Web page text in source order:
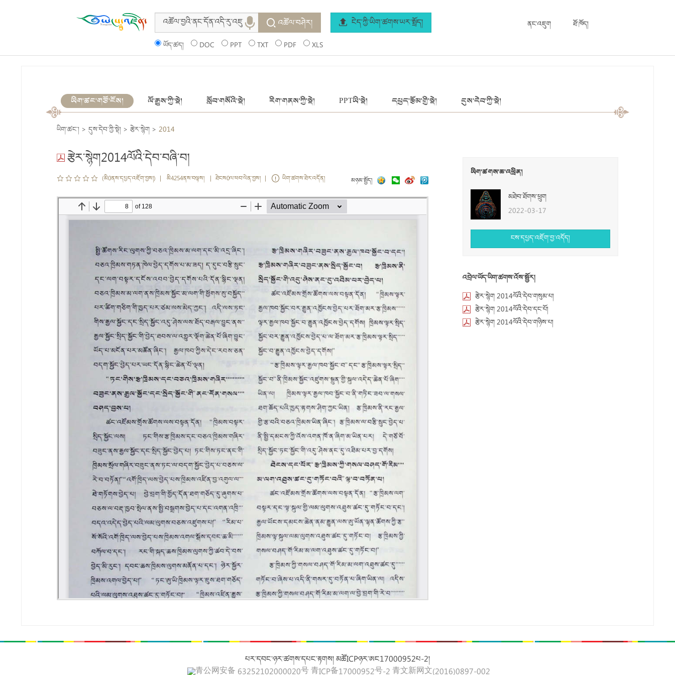
ནང་འཇུག ཐོ་ཁོད།
འཚོལ་བཤེར། ངེད་ཀྱི་ཡིག་ཚགས་ཡར་སྤྲོད།
ཡོད་ཚད། DOC PPT TXT PDF XLS
ཡིག་ཚང་གཙོ་ངོས། ལོ་རྒྱུས་ཀྱི་སྡེ། སློབ་གསོའི་སྡེ། རིག་གནས་ཀྱི་སྡེ། PPTཡི་སྡེ། དཔྱད་རྩོམ་གྱི་སྡེ། དུས་དེབ་ཀྱི་སྡེ།
ཡིག་ཚང་། > དུས་དེབ་ཀྱི་སྡེ། > རྩེར་སྙེག > 2014
རྩེར་སྙེག2014ལོའི་དེབ་བཞི་བ།
མཉམ་སྤྱོད།
(མི0ནས་དཔྱད་འཇོག་བྱས།) | མི4254ནས་བལྟས། | ཐེངས0ལ་ཕབ་ལེན་བྱས། | ཡིག་ཚགས་ཐེར་འདོན།
ཡིག་ཚགས་ཆ་འཕྲིན།
མཐེབ་ཐོགས་ཕྲུག
2022-03-17
ངས་དཔྱད་འཇོག་བྱ་འདོད།
འབྲེལ་ཡོད་ཡིག་ཚགས་འོས་སྦྱོར།
རྩེར་སྙེག 2014ལོའི་དེབ་གསུམ་པ།
རྩེར་སྙེག 2014ལོའི་དེབ་དང་པོ།
རྩེར་སྙེག 2014ལོའི་དེབ་གཉིས་པ།
པར་དབང་ཉར་ཚགས་དཔང་རྟགས། མཚོICPཉར་ཨང17000952པ-2།